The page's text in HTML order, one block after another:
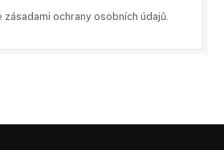
zásadami ochrany osobních údajů